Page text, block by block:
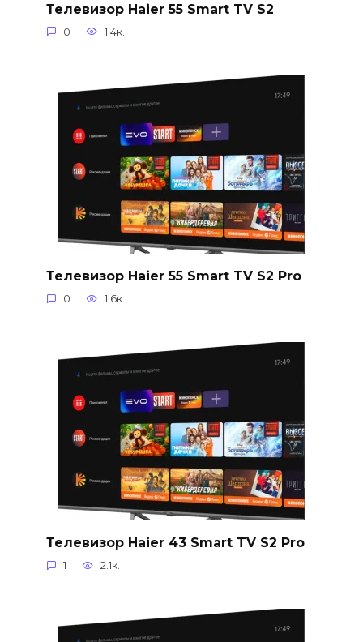
Телевизор Haier 55 Smart TV S2
0 1.4к.
Телевизор Haier 55 Smart TV S2 Pro
0 1.6к.
Телевизор Haier 43 Smart TV S2 Pro
1 2.1к.